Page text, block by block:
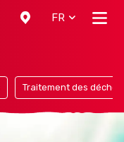
FR
Traitement des